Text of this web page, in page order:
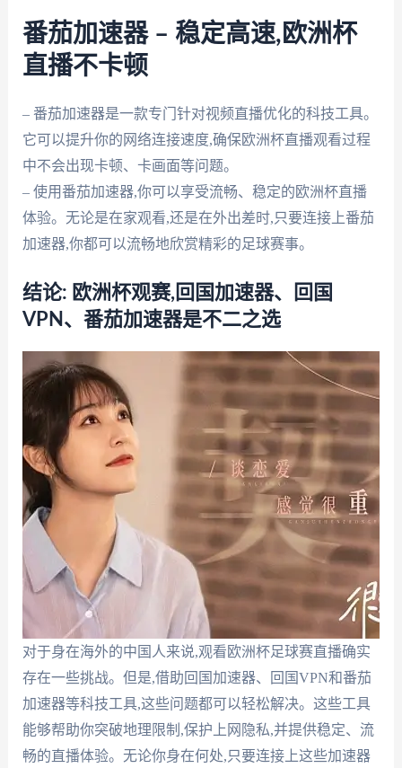
番茄加速器 – 稳定高速,欧洲杯
直播不卡顿
– 番茄加速器是一款专门针对视频直播优化的科技工具。
它可以提升你的网络连接速度,确保欧洲杯直播观看过程
中不会出现卡顿、卡画面等问题。
– 使用番茄加速器,你可以享受流畅、稳定的欧洲杯直播
体验。无论是在家观看,还是在外出差时,只要连接上番茄
加速器,你都可以流畅地欣赏精彩的足球赛事。
结论: 欧洲杯观赛,回国加速器、回国
VPN、番茄加速器是不二之选
对于身在海外的中国人来说,观看欧洲杯足球赛直播确实
存在一些挑战。但是,借助回国加速器、回国VPN和番茄
加速器等科技工具,这些问题都可以轻松解决。这些工具
能够帮助你突破地理限制,保护上网隐私,并提供稳定、流
畅的直播体验。无论你身在何处,只要连接上这些加速器